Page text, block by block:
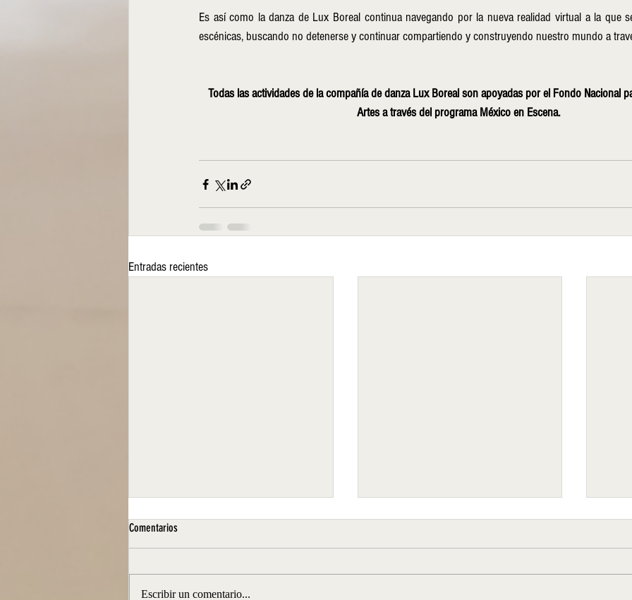
Es así como la danza de Lux Boreal continua navegando por la nueva realidad virtual a la que
escénicas, buscando no detenerse y continuar compartiendo y construyendo nuestro mundo a
Todas las actividades de la compañía de danza Lux Boreal son apoyadas por el Fondo Nacional
Artes a través del programa México en Escena.
Entradas recientes
Comentarios
Escribir un comentario...